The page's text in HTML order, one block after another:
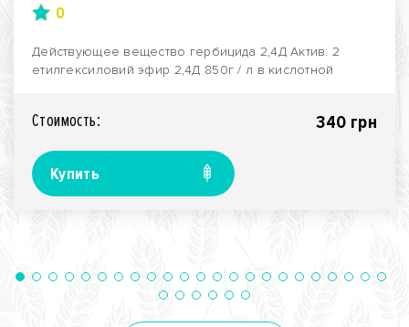
0
Действующее вещество гербицида 2,4Д Актив: 2
етилгексиловий эфир 2,4Д 850г / л в кислотной
Стоимость: 340 грн
Купить